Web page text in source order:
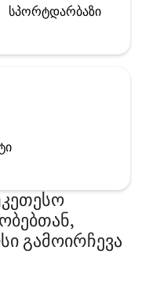
სპორტდარბაზი
გამოირჩევა